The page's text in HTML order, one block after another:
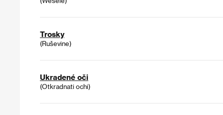
Trosky
(Ruševine)
Ukradené oči
(Otkradnati ochi)